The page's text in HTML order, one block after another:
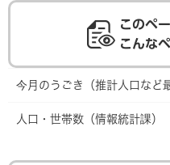
このペ
こんな
今月のうごき（推計人口など
人口・世帯数（情報統計課）